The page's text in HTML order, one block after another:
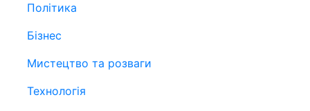
Політика
Бізнес
Мистецтво та розваги
Технологія